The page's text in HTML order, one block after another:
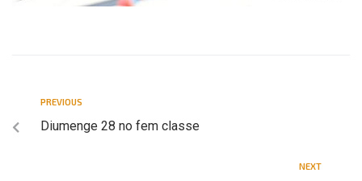
PREVIOUS
Diumenge 28 no fem classe
NEXT